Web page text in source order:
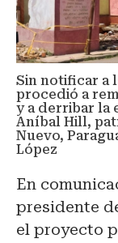
Sin notificar a
procedió a
y a derribar la
Aníbal Hill,
Nuevo,
López
En
presidente
el proyecto